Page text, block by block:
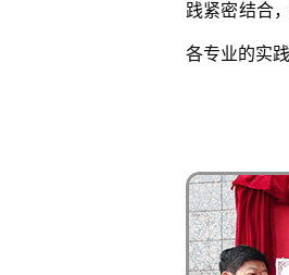
践紧密结合
各专业的实